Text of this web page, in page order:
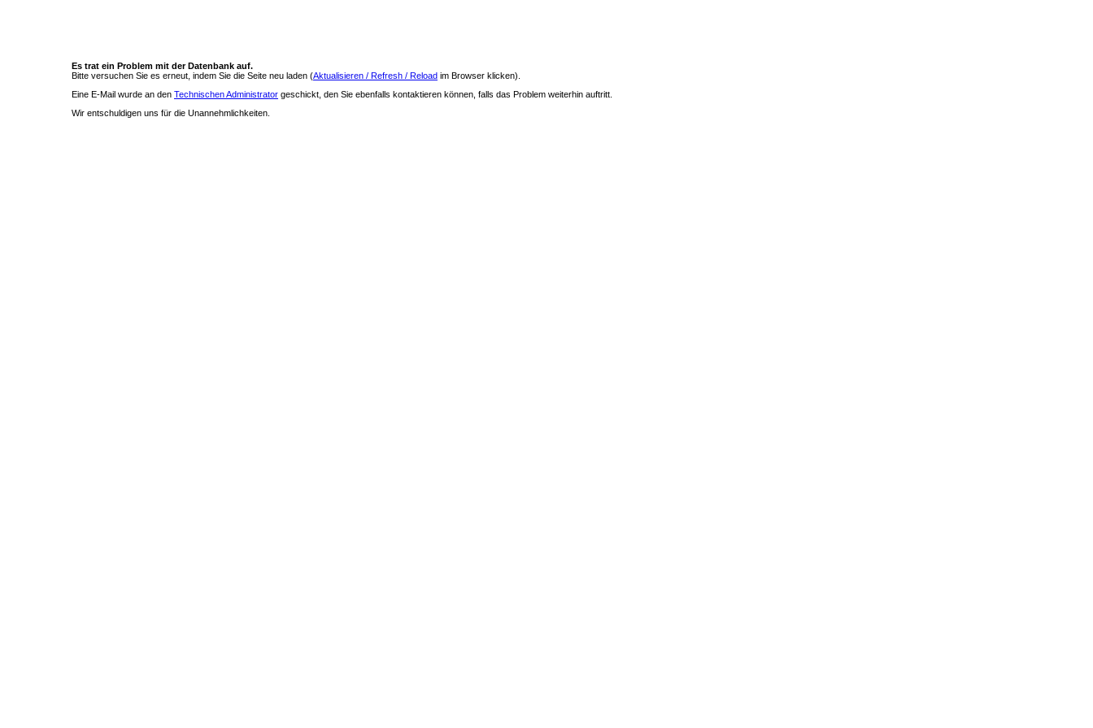
Es trat ein Problem mit der Datenbank auf.
Bitte versuchen Sie es erneut, indem Sie die Seite neu laden (Aktualisieren / Refresh / Reload im Browser klicken).
Eine E-Mail wurde an den Technischen Administrator geschickt, den Sie ebenfalls kontaktieren können, falls das Problem weiterhin auftritt.
Wir entschuldigen uns für die Unannehmlichkeiten.